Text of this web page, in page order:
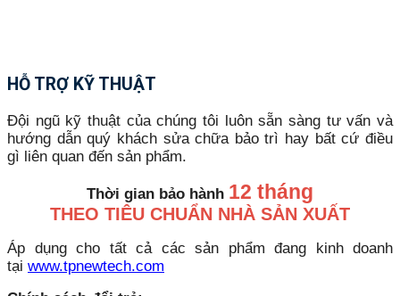
HỖ TRỢ KỸ THUẬT
Đội ngũ kỹ thuật của chúng tôi luôn sẵn sàng tư vấn và
hướng dẫn quý khách sửa chữa bảo trì hay bất cứ điều
gì liên quan đến sản phẩm.
Thời gian bảo hành 12 tháng
THEO TIÊU CHUẨN NHÀ SẢN XUẤT
Áp dụng cho tất cả các sản phẩm đang kinh doanh
tại www.tpnewtech.com